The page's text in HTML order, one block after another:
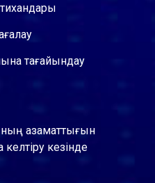
тағайындау
азаматтығын
кезінде